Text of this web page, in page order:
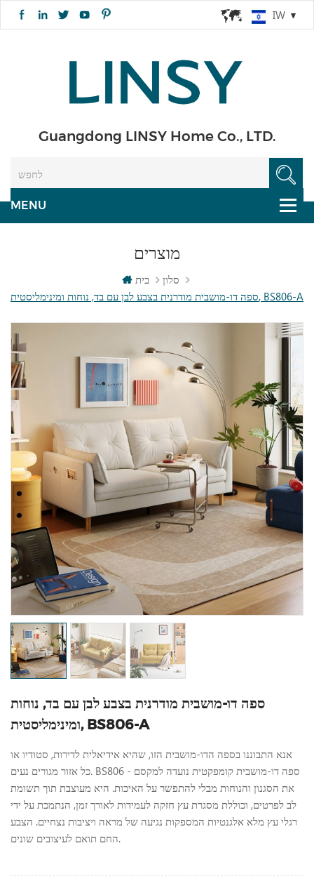
IW
Guangdong LINSY Home Co., LTD.
מוצרים
בית
סלון
ספה דו-מושבית מודרנית בצבע לבן עם בד, נוחות ומינימליסטית, BS806-A
ספה דו-מושבית מודרנית בצבע לבן עם בד, נוחות
ומינימליסטית, BS806-A
אנא התבוננו בספה הדו-מושבית הזו, שהיא אידיאלית לדירות, סטודיו או
כל אזור מגורים נעים. BS806 - ספה דו-מושבית קומפקטית נועדה למקסם
את הסגנון והנוחות מבלי להתפשר על האיכות. היא מעוצבת תוך תשומת
לב לפרטים, וכוללת מסגרת עץ חזקה לעמידות לאורך זמן, הנתמכת על ידי
רגלי עץ מלא אלגנטיות המספקות נגיעה של מראה ויציבות נצחיים. הצבע
החם תואם לעיצובים שונים.